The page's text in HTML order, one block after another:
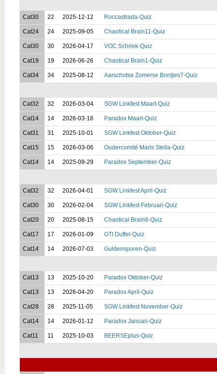
Cat30 22 2025-12-12 Roccastrada-Quiz
Cat24 24 2025-09-05 Chaotical Brain11-Quiz
Cat30 30 2026-04-17 VOC Schriek-Quiz
Cat19 19 2026-06-26 Chaotical Brain1-Quiz
Cat34 34 2025-08-12 Aarschotse Zomerse Bordjes7-Quiz
Cat32 32 2026-03-04 SGW Linkfest Maart-Quiz
Cat14 14 2026-03-16 Paradox Maart-Quiz
Cat31 31 2025-10-01 SGW Linkfest Oktober-Quiz
Cat15 15 2026-03-06 Oudercomité Maris Stella-Quiz
Cat14 14 2025-09-29 Paradox September-Quiz
Cat32 32 2026-04-01 SGW Linkfest April-Quiz
Cat30 30 2026-02-04 SGW Linkfest Februari-Quiz
Cat20 20 2025-08-15 Chaotical Brain8-Quiz
Cat17 17 2026-01-09 GTI Duffel-Quiz
Cat14 14 2026-07-03 Guldensporen-Quiz
Cat13 13 2025-10-20 Paradox Oktober-Quiz
Cat13 13 2026-04-20 Paradox April-Quiz
Cat28 28 2025-11-05 SGW Linkfest November-Quiz
Cat14 14 2026-01-12 Paradox Januari-Quiz
Cat11 11 2025-10-03 BEERSEplus-Quiz